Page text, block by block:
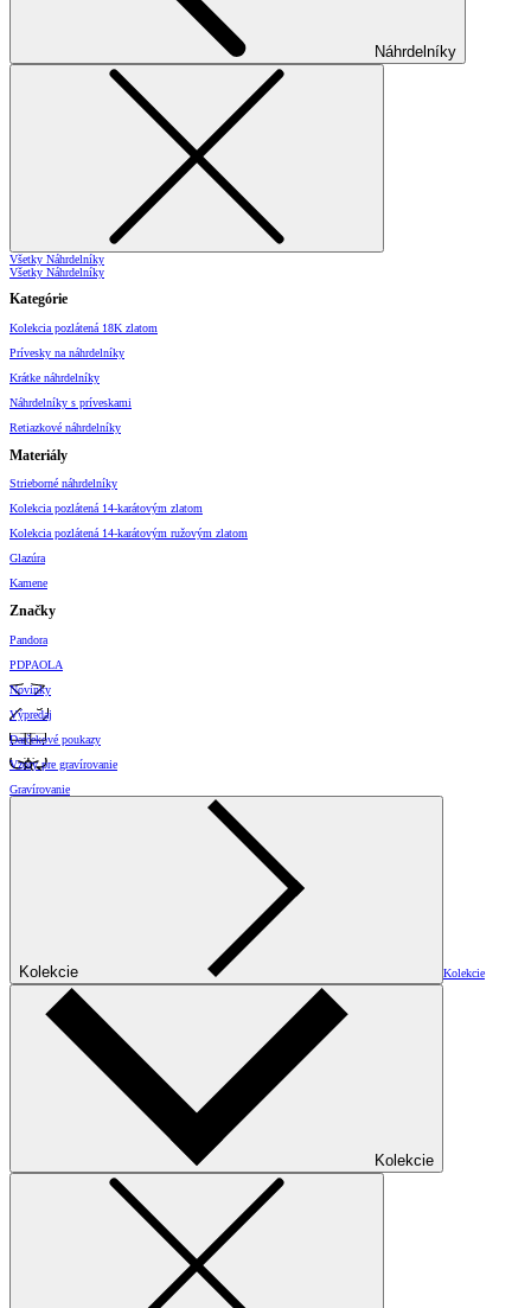
Náhrdelníky
Všetky Náhrdelníky
Všetky Náhrdelníky
Kategórie
Kolekcia pozlátená 18K zlatom
Prívesky na náhrdelníky
Krátke náhrdelníky
Náhrdelníky s príveskami
Retiazkové náhrdelníky
Materiály
Strieborné náhrdelníky
Kolekcia pozlátená 14-karátovým zlatom
Kolekcia pozlátená 14-karátovým ružovým zlatom
Glazúra
Kamene
Značky
Pandora
PDPAOLA
Novinky
Výpredaj
Darčekové poukazy
Vzory pre gravírovanie
Gravírovanie
Kolekcie Kolekcie
Kolekcie